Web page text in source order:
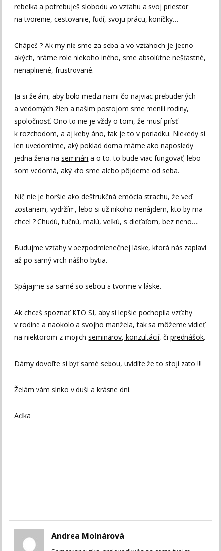
rebelka a potrebuješ slobodu vo vzťahu a svoj priestor
na tvorenie, cestovanie, ľudí, svoju prácu, koníčky…
Chápeš ? Ak my nie sme za seba a vo vzťahoch je jedno
akých, hráme role niekoho iného, sme absolútne nešťastné,
nenaplnené, frustrované.
Ja si želám, aby bolo medzi nami čo najviac prebudených
a vedomých žien a našim postojom sme menili rodiny,
spoločnosť. Ono to nie je vždy o tom, že musí prísť
k rozchodom, a aj keby áno, tak je to v poriadku. Niekedy si
len uvedomíme, aký poklad doma máme ako naposledy
jedna žena naseminári a o to, to bude viac fungovať, lebo
som vedomá, aký kto sme alebo pôjdeme od seba.
Nič nie je horšie ako deštrukčná emócia strachu, že veď
zostanem, vydržím, lebo si už nikoho nenájdem, kto by ma
chcel ? Chudú, tučnú, malú, veľkú, s dieťaťom, bez neho….
Budujme vzťahy v bezpodmienečnej láske, ktorá nás zaplaví
až po samý vrch nášho bytia.
Spájajme sa samé so sebou a tvorme v láske.
Ak chceš spoznať KTO SI, aby si lepšie pochopila vzťahy
v rodine a naokolo a svojho manžela, tak sa môžeme vidieť
na niektorom z mojichseminárov, konzultácií, čiprednášok.
Dámydovoľte si byť samé sebou, uvidíte že to stojí zato !!!
Želám vám slnko v duši a krásne dni.
Aďka
Andrea Molnárová